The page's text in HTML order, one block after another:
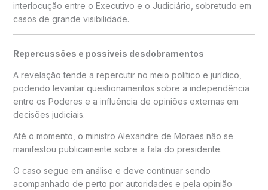
interlocução entre o Executivo e o Judiciário, sobretudo em
casos de grande visibilidade.
Repercussões e possíveis desdobramentos
A revelação tende a repercutir no meio político e jurídico,
podendo levantar questionamentos sobre a independência
entre os Poderes e a influência de opiniões externas em
decisões judiciais.
Até o momento, o ministro Alexandre de Moraes não se
manifestou publicamente sobre a fala do presidente.
O caso segue em análise e deve continuar sendo
acompanhado de perto por autoridades e pela opinião